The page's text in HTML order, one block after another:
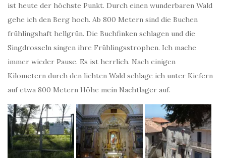
ist heute der höchste Punkt. Durch einen wunderbaren Wald
gehe ich den Berg hoch. Ab 800 Metern sind die Buchen
frühlingshaft hellgrün. Die Buchfinken schlagen und die
Singdrosseln singen ihre Frühlingsstrophen. Ich mache
immer wieder Pause. Es ist herrlich. Nach einigen
Kilometern durch den lichten Wald schlage ich unter Kiefern
auf etwa 800 Metern Höhe mein Nachtlager auf.